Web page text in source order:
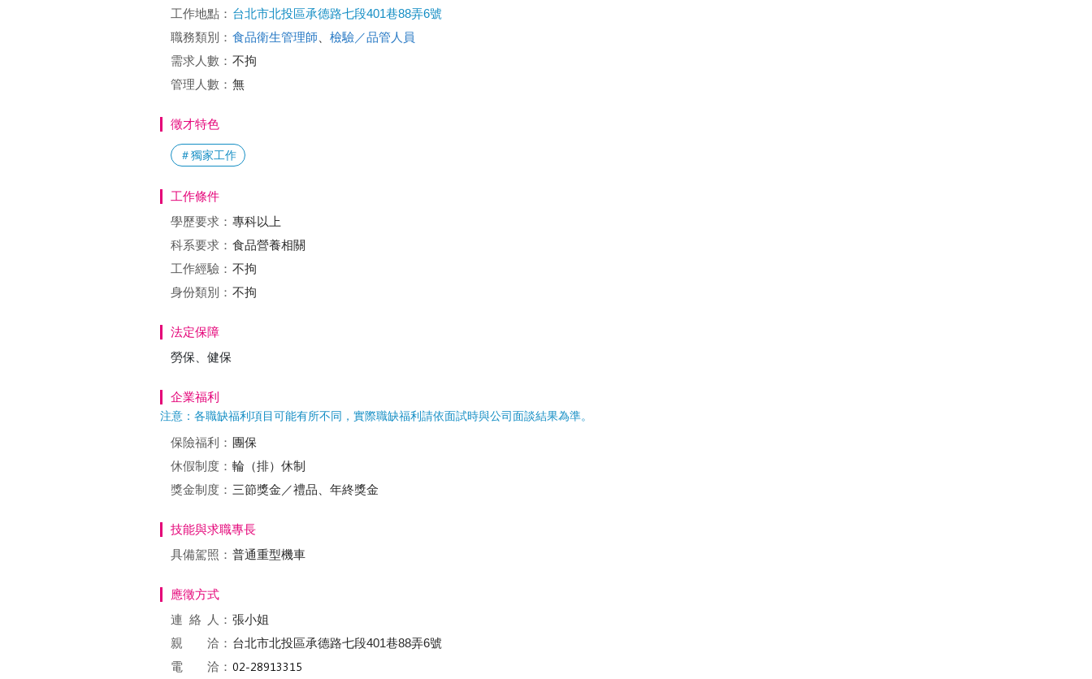
工作地點： 台北市北投區承德路七段401巷88弄6號
職務類別： 食品衛生管理師
檢驗／品管人員
需求人數： 不拘
管理人數： 無
徵才特色
＃獨家工作
工作條件
學歷要求： 專科以上
科系要求： 食品營養相關
工作經驗： 不拘
身份類別： 不拘
法定保障
勞保、健保
企業福利
注意：各職缺福利項目可能有所不同，實際職缺福利請依面試時與公司面談結果為準。
保險福利： 團保
休假制度： 輪（排）休制
獎金制度： 三節獎金／禮品、年終獎金
技能與求職專長
具備駕照： 普通重型機車
應徵方式
連絡
人： 張小姐
親 洽： 台北市北投區承德路七段401巷88弄6號
電 洽：